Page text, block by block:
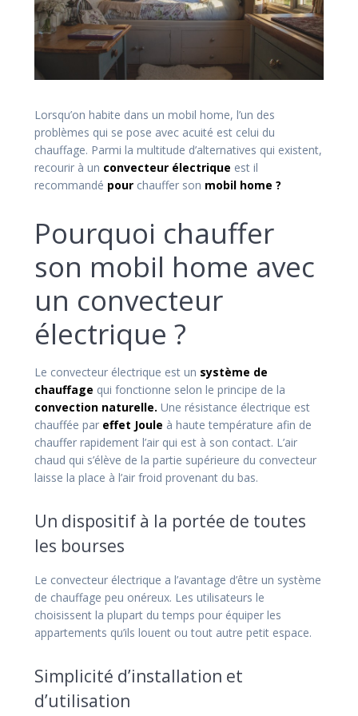
Lorsqu’on habite dans un mobil home, l’un des
problèmes qui se pose avec acuité est celui du
chauffage. Parmi la multitude d’alternatives qui existent,
recourir à un convecteur électrique est il
recommandé pour chauffer son mobil home ?
Pourquoi chauffer
son mobil home avec
un convecteur
électrique ?
Le convecteur électrique est un système de
chauffage qui fonctionne selon le principe de la
convection naturelle. Une résistance électrique est
chauffée par effet Joule à haute température afin de
chauffer rapidement l’air qui est à son contact. L’air
chaud qui s’élève de la partie supérieure du convecteur
laisse la place à l’air froid provenant du bas.
Un dispositif à la portée de toutes
les bourses
Le convecteur électrique a l’avantage d’être un système
de chauffage peu onéreux. Les utilisateurs le
choisissent la plupart du temps pour équiper les
appartements qu’ils louent ou tout autre petit espace.
Simplicité d’installation et
d’utilisation